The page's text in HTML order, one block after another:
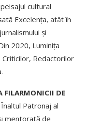
cultural
Excelenţa, atât în
şi
2020, Luminița
Redactorilor
FILARMONICII DE
Patronaj al
mentorată de